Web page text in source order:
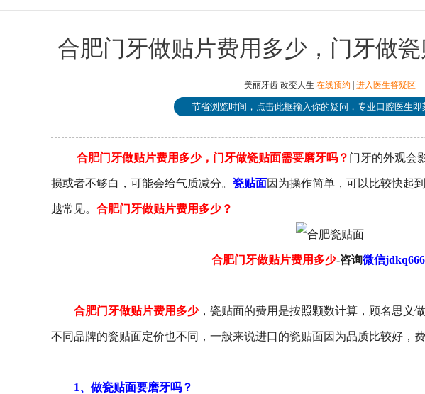
合肥门牙做贴片费用多少，门牙做
美丽牙齿 改变人生 在线预约 进入医生答疑区
节省浏览时间，点击此框输入你的疑问，专业口腔医生即
合肥门牙做贴片费用多少，门牙做瓷贴面需要磨牙吗？ 门牙的外观会
损或者不够白，可能会给气质减分。 瓷贴面因为操作简单，可以比较快起
越常见。 合肥门牙做贴片费用多少？
合肥门牙做贴片费用多少-咨询微信jdkq666
合肥门牙做贴片费用多少，瓷贴面的费用是按照颗数计算，顾名思义
不同品牌的瓷贴面定价也不同，一般来说进口的瓷贴面因为品质比较好，费
1、做瓷贴面要磨牙吗？